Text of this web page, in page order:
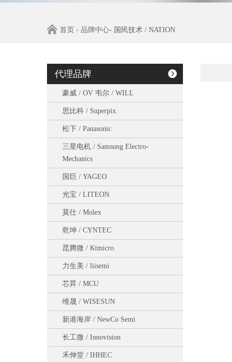
首页 - 品牌中心- 国民技术 / NATION
代理品牌
豪威 / OV 韦尔 / WILL
思比科 / Superpix
松下 / Panasonic
三星电机 / Samsung Electro-
Mechanics
国巨 / YAGEO
光宝 / LITEON
莫仕 / Molex
乾坤 / CYNTEC
昆腾微 / Ktmicro
力生美 / liisemi
芯昇 / MCU
维晟 / WISESUN
新港海岸 / NewCo Semi
长工微 / Innovision
禾伸堂 / IHHEC